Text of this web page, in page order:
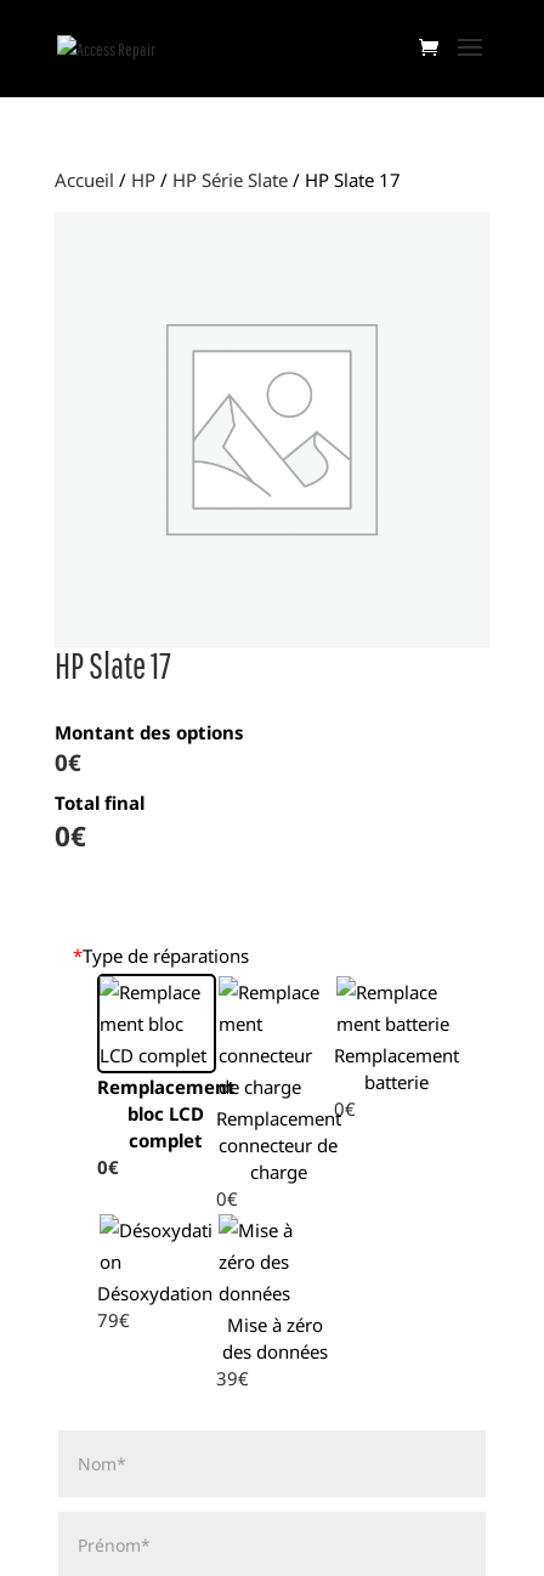
Accueil / HP/ HP Série Slate/ HP Slate 17
HP Slate 17
Montant des options
0€
Total final
0€
*Type de réparations
Remplacement
bloc LCD
complet
0€
Remplacement
connecteur de
charge
0€
Remplacement
batterie
0€
Désoxydation
79€
Mise à zéro
des données
39€